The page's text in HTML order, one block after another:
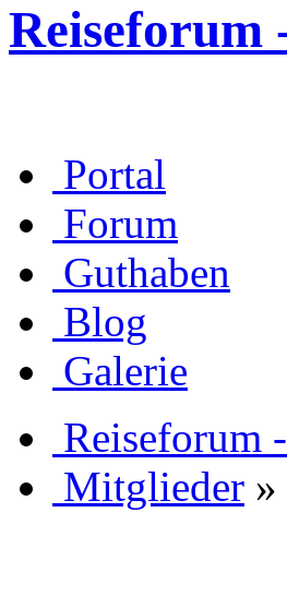
Reiseforum
Portal
Forum
Guthaben
Blog
Galerie
Reiseforum
Mitglieder »